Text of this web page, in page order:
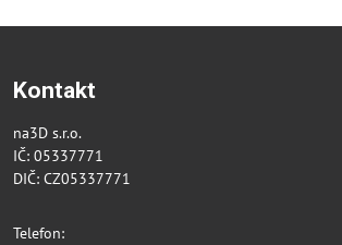
Kontakt
na3D s.r.o.
IČ: 05337771
DIČ: CZ05337771
Telefon: